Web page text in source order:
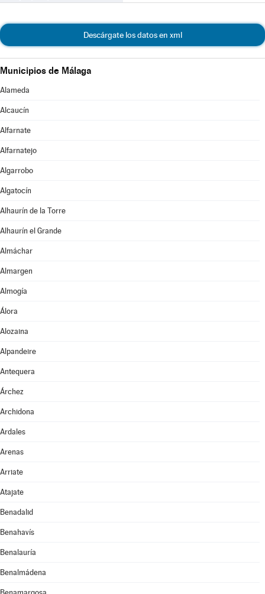
Descárgate los datos en xml
Municipios de Málaga
Alameda
Alcaucín
Alfarnate
Alfarnatejo
Algarrobo
Algatocín
Alhaurín de la Torre
Alhaurín el Grande
Almáchar
Almargen
Almogía
Álora
Alozaina
Alpandeire
Antequera
Árchez
Archidona
Ardales
Arenas
Arriate
Atajate
Benadalid
Benahavís
Benalauría
Benalmádena